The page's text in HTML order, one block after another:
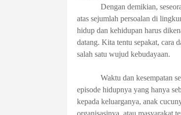
Dengan demikian,
atas sejumlah persoalan di
hidup dan kehidupan harus
datang. Kita tentu sepakat, cara
salah satu wujud kebudayaan.
Waktu dan kesempatan
episode hidupnya yang hanya
kepada keluarganya, anak